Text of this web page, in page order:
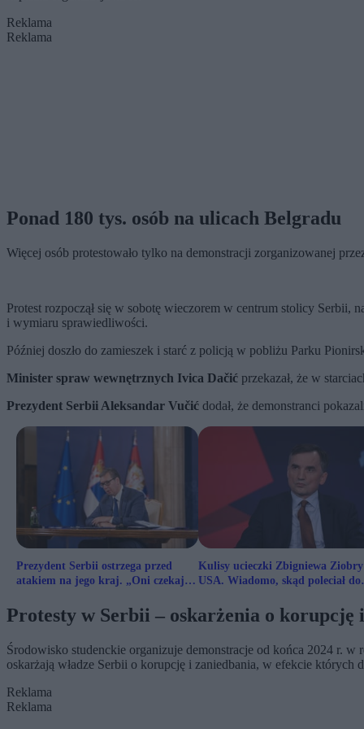
Reklama
Reklama
Ponad 180 tys. osób na ulicach Belgradu
Więcej osób protestowało tylko na demonstracji zorganizowanej
Protest rozpoczął się w sobotę wieczorem w centrum stolicy
i wymiaru sprawiedliwości.
Później doszło do zamieszek i starć z policją w pobliżu Parku
Minister spraw wewnętrznych Ivica Dačić przekazał, że w
Prezydent Serbii Aleksandar Vučić dodał, że demonstranci
Prezydent Serbii ostrzega przed
atakiem na jego kraj. „Oni czekają
Kulisy ucieczki Zbigniewa
USA. Wiadomo, skąd poleciał do
Protesty w Serbii – oskarżenia o korupcję
Środowisko studenckie organizuje demonstracje od końca 2024 r.
oskarżają władze Serbii o korupcję i zaniedbania, w efekcie których
Reklama
Reklama